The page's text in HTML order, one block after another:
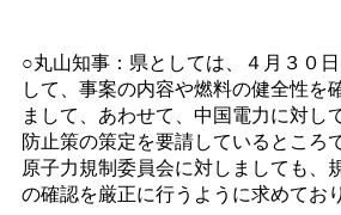
○丸山知事：県としては、４月３０
して、事案の内容や燃料の健全性を
まして、あわせて、中国電力に対し
防止策の策定を要請しているところ
原子力規制委員会に対しましても、
の確認を厳正に行うように求めてお